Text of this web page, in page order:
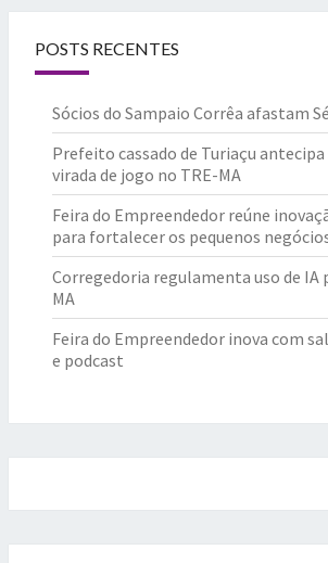
POSTS RECENTES
Sócios do Sampaio Corrêa afastam
Prefeito cassado de Turiaçu
virada de jogo no TRE-MA
Feira do Empreendedor reúne
para fortalecer os pequenos
Corregedoria regulamenta uso de IA
MA
Feira do Empreendedor inova com
e podcast